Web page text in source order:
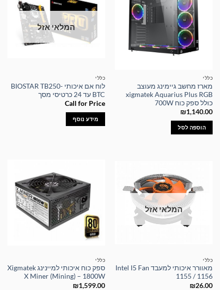
כללי
מארז מחשב גיימינג מעוצב
xigmatek Aquarius Plus RGB
כולל ספק כוח 700W
₪1,140.00
הוספה לסל
המלאי אזל
כללי
לוח אם איכותי BIOSTAR TB250-
BTC עד 24 כרטיסי מסך
Call for Price
מידע נוסף
המלאי אזל
כללי
מאוורר איכותי למעבד Intel I5 Fan
1155 / 1156
₪26.00
כללי
ספק כוח איכותי למיינינג Xigmatek
X Miner (Mining) – 1800W
₪1,599.00